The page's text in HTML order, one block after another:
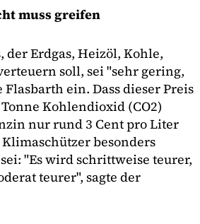
muss greifen
der Erdgas, Heizöl, Kohle,
soll, sei "sehr gering,
ein. Dass dieser Preis
Kohlendioxid (CO2)
nur rund 3 Cent pro Liter
besonders
"Es wird schrittweise teurer,
teurer", sagte der